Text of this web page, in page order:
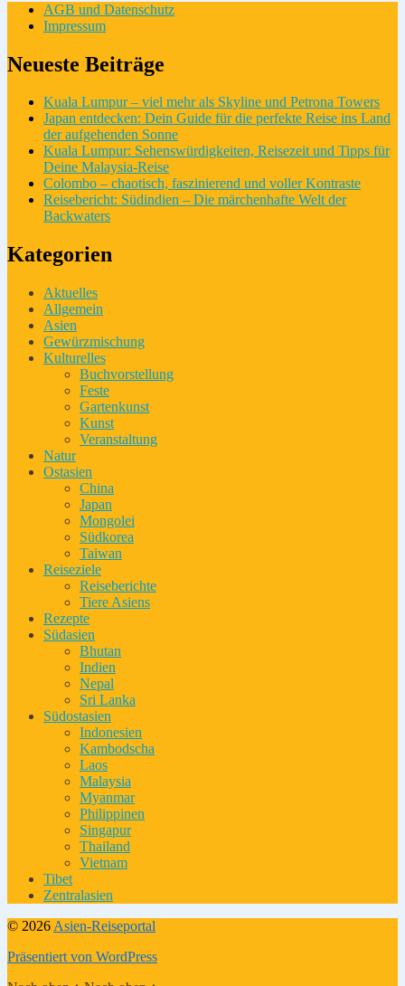
AGB und Datenschutz
Impressum
Neueste Beiträge
Kuala Lumpur – viel mehr als Skyline und Petrona Towers
Japan entdecken: Dein Guide für die perfekte Reise ins Land
der aufgehenden Sonne
Kuala Lumpur: Sehenswürdigkeiten, Reisezeit und Tipps für
Deine Malaysia-Reise
Colombo – chaotisch, faszinierend und voller Kontraste
Reisebericht: Südindien – Die märchenhafte Welt der
Backwaters
Kategorien
Aktuelles
Allgemein
Asien
Gewürzmischung
Kulturelles
Buchvorstellung
Feste
Gartenkunst
Kunst
Veranstaltung
Natur
Ostasien
China
Japan
Mongolei
Südkorea
Taiwan
Reiseziele
Reiseberichte
Tiere Asiens
Rezepte
Südasien
Bhutan
Indien
Nepal
Sri Lanka
Südostasien
Indonesien
Kambodscha
Laos
Malaysia
Myanmar
Philippinen
Singapur
Thailand
Vietnam
Tibet
Zentralasien
© 2026 Asien-Reiseportal
Präsentiert von WordPress